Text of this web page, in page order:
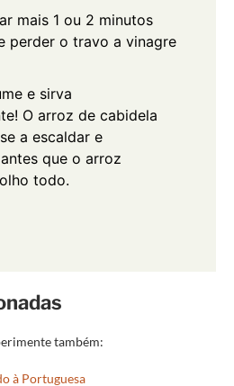
mais 1 ou 2 minutos
perder o travo a vinagre
e sirva
O arroz de cabidela
a escaldar e
que o arroz
todo.
também:
à Portuguesa